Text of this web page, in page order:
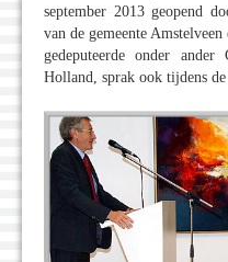
september 2013 geopend
van de gemeente
gedeputeerde onder
Holland, sprak ook tijdens